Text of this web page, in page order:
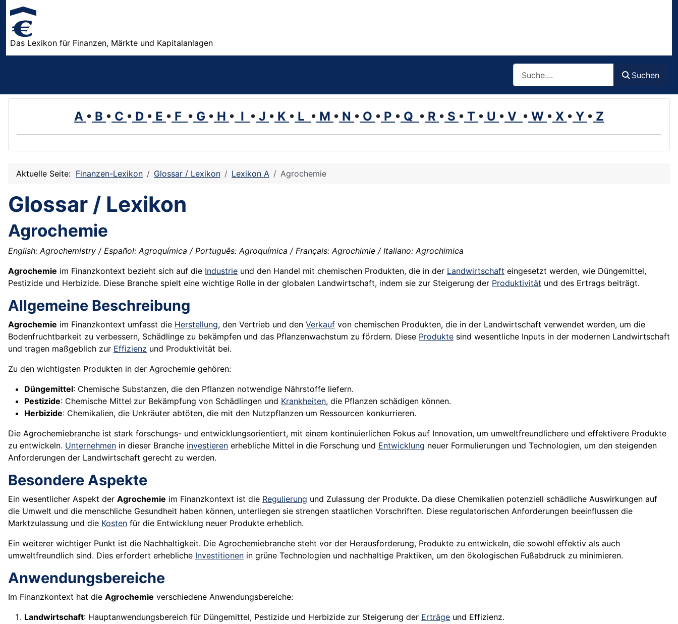
Das Lexikon für Finanzen, Märkte und Kapitalanlagen
Suchen
A • B • C • D • E • F • G • H • I • J • K • L • M • N • O • P • Q • R • S • T • U • V • W • X • Y • Z
Aktuelle Seite: Finanzen-Lexikon Glossar / Lexikon Lexikon A Agrochemie
Glossar / Lexikon
Agrochemie
English: Agrochemistry / Español: Agroquímica / Português: Agroquímica / Français: Agrochimie / Italiano: Agrochimica
Agrochemie im Finanzkontext bezieht sich auf die Industrie und den Handel mit chemischen Produkten, die in der Landwirtschaft eingesetzt werden, wie Düngemittel,
Pestizide und Herbizide. Diese Branche spielt eine wichtige Rolle in der globalen Landwirtschaft, indem sie zur Steigerung der Produktivität und des Ertrags beiträgt.
Allgemeine Beschreibung
Agrochemie im Finanzkontext umfasst die Herstellung, den Vertrieb und den Verkauf von chemischen Produkten, die in der Landwirtschaft verwendet werden, um die
Bodenfruchtbarkeit zu verbessern, Schädlinge zu bekämpfen und das Pflanzenwachstum zu fördern. Diese Produkte sind wesentliche Inputs in der modernen Landwirtschaft
und tragen maßgeblich zur Effizienz und Produktivität bei.
Zu den wichtigsten Produkten in der Agrochemie gehören:
Düngemittel: Chemische Substanzen, die den Pflanzen notwendige Nährstoffe liefern.
Pestizide: Chemische Mittel zur Bekämpfung von Schädlingen und Krankheiten, die Pflanzen schädigen können.
Herbizide: Chemikalien, die Unkräuter abtöten, die mit den Nutzpflanzen um Ressourcen konkurrieren.
Die Agrochemiebranche ist stark forschungs- und entwicklungsorientiert, mit einem kontinuierlichen Fokus auf Innovation, um umweltfreundlichere und effektivere Produkte
zu entwickeln. Unternehmen in dieser Branche investieren erhebliche Mittel in die Forschung und Entwicklung neuer Formulierungen und Technologien, um den steigenden
Anforderungen der Landwirtschaft gerecht zu werden.
Besondere Aspekte
Ein wesentlicher Aspekt der Agrochemie im Finanzkontext ist die Regulierung und Zulassung der Produkte. Da diese Chemikalien potenziell schädliche Auswirkungen auf
die Umwelt und die menschliche Gesundheit haben können, unterliegen sie strengen staatlichen Vorschriften. Diese regulatorischen Anforderungen beeinflussen die
Marktzulassung und die Kosten für die Entwicklung neuer Produkte erheblich.
Ein weiterer wichtiger Punkt ist die Nachhaltigkeit. Die Agrochemiebranche steht vor der Herausforderung, Produkte zu entwickeln, die sowohl effektiv als auch
umweltfreundlich sind. Dies erfordert erhebliche Investitionen in grüne Technologien und nachhaltige Praktiken, um den ökologischen Fußabdruck zu minimieren.
Anwendungsbereiche
Im Finanzkontext hat die Agrochemie verschiedene Anwendungsbereiche:
Landwirtschaft: Hauptanwendungsbereich für Düngemittel, Pestizide und Herbizide zur Steigerung der Erträge und Effizienz.